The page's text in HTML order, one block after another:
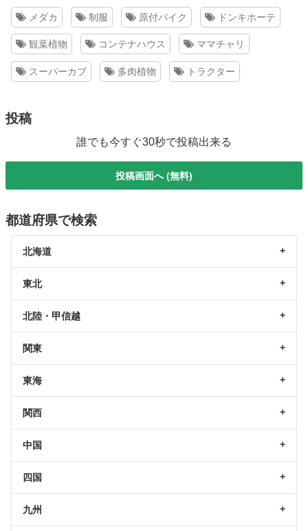
メダカ 制服 原付バイク ドンキホーテ
観葉植物 コンテナハウス ママチャリ
スーパーカブ 多肉植物 トラクター
投稿
誰でも今すぐ30秒で投稿出来る
投稿画面へ (無料)
都道府県で検索
北海道
東北
北陸・甲信越
関東
東海
関西
中国
四国
九州